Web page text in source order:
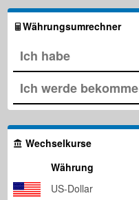
Währungsumrechner
Wechselkurse
Währung
US-Dollar